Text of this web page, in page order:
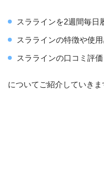
スララインを2週間毎日
スララインの特徴や使
スララインの口コミ評価
についてご紹介していきま